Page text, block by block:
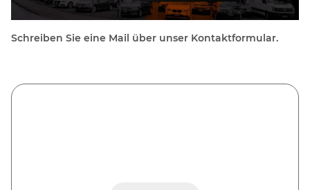
Schreiben Sie eine Mail über unser Kontaktformular.